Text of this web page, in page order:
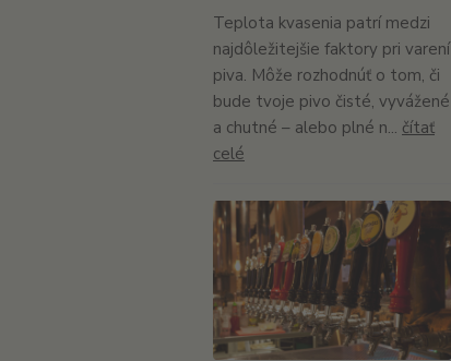
Teplota kvasenia patrí medzi
najdôležitejšie faktory pri varení
piva. Môže rozhodnúť o tom, či
bude tvoje pivo čisté, vyvážené
a chutné – alebo plné n... čítať
celé